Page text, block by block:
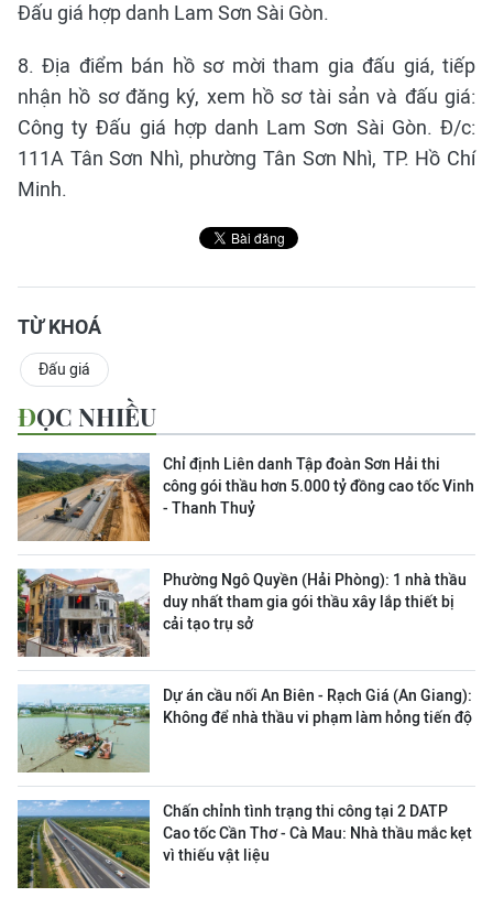
Đấu giá hợp danh Lam Sơn Sài Gòn.
8. Địa điểm bán hồ sơ mời tham gia đấu giá, tiếp
nhận hồ sơ đăng ký, xem hồ sơ tài sản và đấu giá:
Công ty Đấu giá hợp danh Lam Sơn Sài Gòn. Đ/c:
111A Tân Sơn Nhì, phường Tân Sơn Nhì, TP. Hồ Chí
Minh.
TỪ KHOÁ
Đấu giá
ĐỌC NHIỀU
Chỉ định Liên danh Tập đoàn Sơn Hải thi
công gói thầu hơn 5.000 tỷ đồng cao tốc Vinh
- Thanh Thuỷ
Phường Ngô Quyền (Hải Phòng): 1 nhà thầu
duy nhất tham gia gói thầu xây lắp thiết bị
cải tạo trụ sở
Dự án cầu nối An Biên - Rạch Giá (An Giang):
Không để nhà thầu vi phạm làm hỏng tiến độ
Chấn chỉnh tình trạng thi công tại 2 DATP
Cao tốc Cần Thơ - Cà Mau: Nhà thầu mắc kẹt
vì thiếu vật liệu